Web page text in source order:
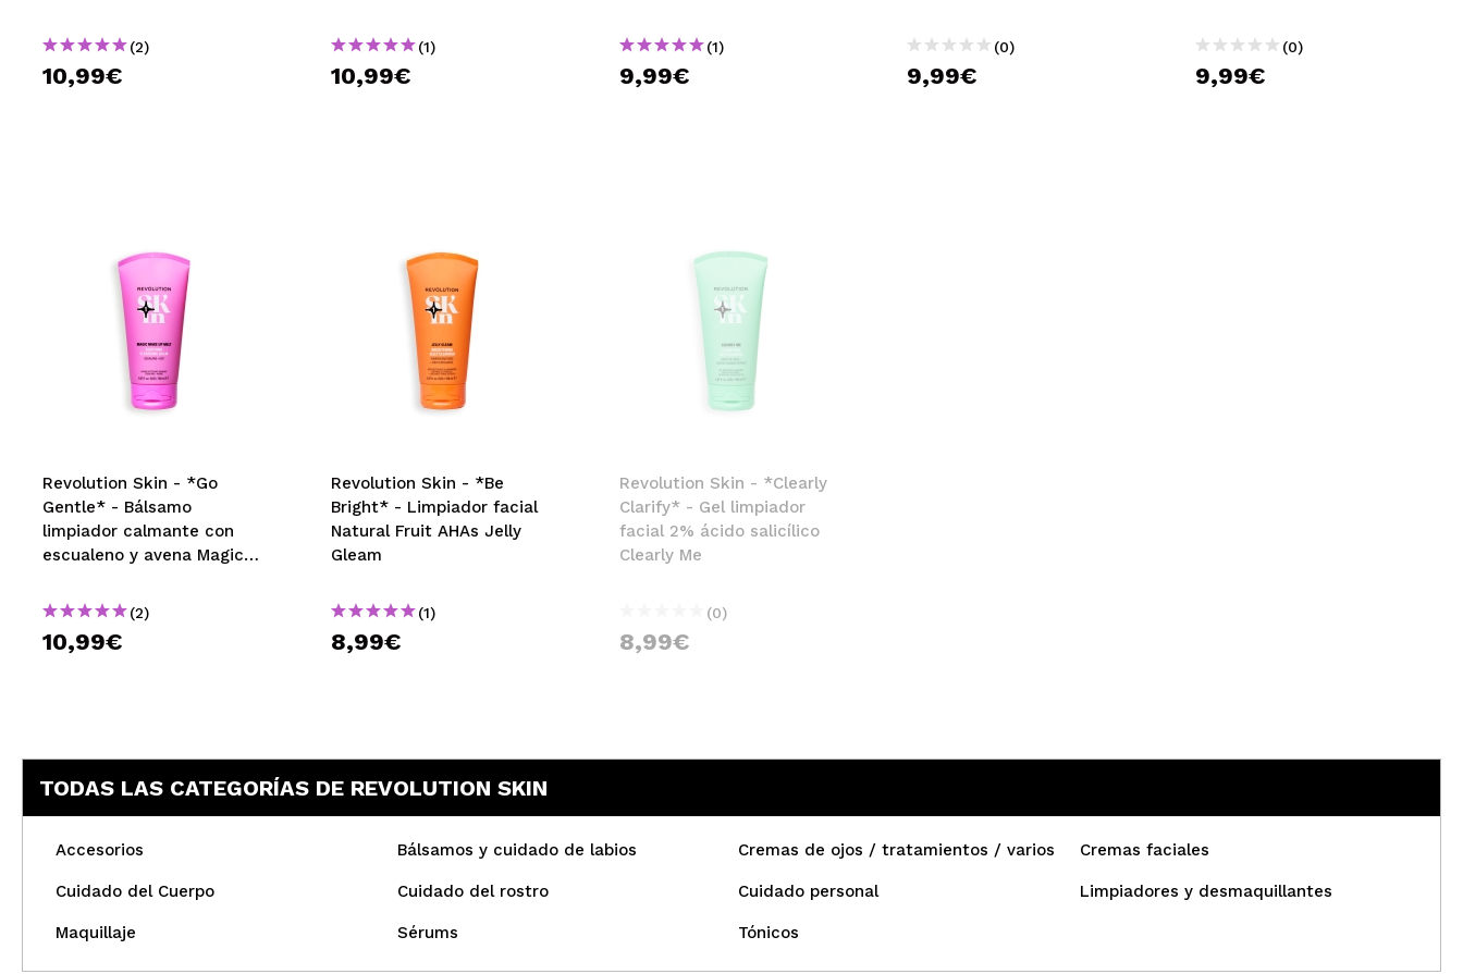
(2)
10,99€
(1)
10,99€
(1)
9,99€
(0)
9,99€
(0)
9,99€
Revolution Skin - *Go
Gentle* - Bálsamo
limpiador calmante con
escualeno y avena Magic
(2)
10,99€
Revolution Skin - *Be
Bright* - Limpiador facial
Natural Fruit AHAs Jelly
Gleam
(1)
8,99€
Revolution Skin - *Clearly
Clarify* - Gel limpiador
facial 2% ácido salicílico
Clearly Me
(0)
8,99€
TODAS LAS CATEGORÍAS DE REVOLUTION SKIN
Accesorios Bálsamos y cuidado de labios Cremas de ojos / tratamientos / varios Cremas faciales
Cuidado del Cuerpo Cuidado del rostro Cuidado personal Limpiadores y desmaquillantes
Maquillaje Sérums Tónicos